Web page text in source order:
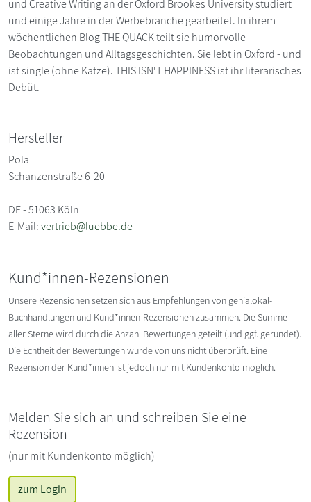
und Creative Writing an der Oxford Brookes University studiert
und einige Jahre in der Werbebranche gearbeitet. In ihrem
wöchentlichen Blog THE QUACK teilt sie humorvolle
Beobachtungen und Alltagsgeschichten. Sie lebt in Oxford - und
ist single (ohne Katze). THIS ISN'T HAPPINESS ist ihr literarisches
Debüt.
Hersteller
Pola
Schanzenstraße 6-20
DE - 51063 Köln
E-Mail:vertrieb@luebbe.de
Kund*innen-Rezensionen
Unsere Rezensionen setzen sich aus Empfehlungen von genialokal-
Buchhandlungen und Kund*innen-Rezensionen zusammen. Die Summe
aller Sterne wird durch die Anzahl Bewertungen geteilt (und ggf. gerundet).
Die Echtheit der Bewertungen wurde von uns nicht überprüft. Eine
Rezension der Kund*innen ist jedoch nur mit Kundenkonto möglich.
Melden Sie sich an und schreiben Sie eine
Rezension
(nur mit Kundenkonto möglich)
zum Login